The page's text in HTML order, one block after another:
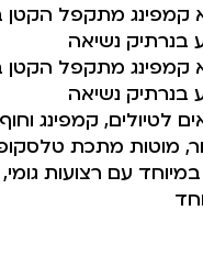
קמפינג מתקפל הקטן
בנרתיק נשיאה
קמפינג מתקפל הקטן
בנרתיק נשיאה
לטיולים, קמפינג
מוטות מתכת
עם רצועות